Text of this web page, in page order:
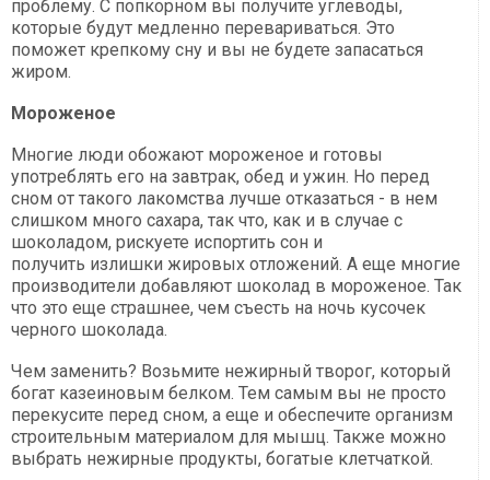
проблему. С попкорном вы получите углеводы,
которые будут медленно перевариваться. Это
поможет крепкому сну и вы не будете запасаться
жиром.
Мороженое
Многие люди обожают мороженое и готовы
употреблять его на завтрак, обед и ужин. Но перед
сном от такого лакомства лучше отказаться - в нем
слишком много сахара, так что, как и в случае с
шоколадом, рискуете испортить сон и
получить излишки жировых отложений. А еще многие
производители добавляют шоколад в мороженое. Так
что это еще страшнее, чем съесть на ночь кусочек
черного шоколада.
Чем заменить? Возьмите нежирный творог, который
богат казеиновым белком. Тем самым вы не просто
перекусите перед сном, а еще и обеспечите организм
строительным материалом для мышц. Также можно
выбрать нежирные продукты, богатые клетчаткой.